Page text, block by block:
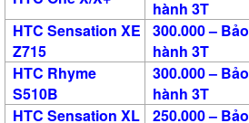
hành 3T
HTC Sensation XE
Z715
300.000 – Bảo
hành 3T
HTC Rhyme
S510B
300.000 – Bảo
hành 3T
HTC Sensation XL
250.000 – Bảo